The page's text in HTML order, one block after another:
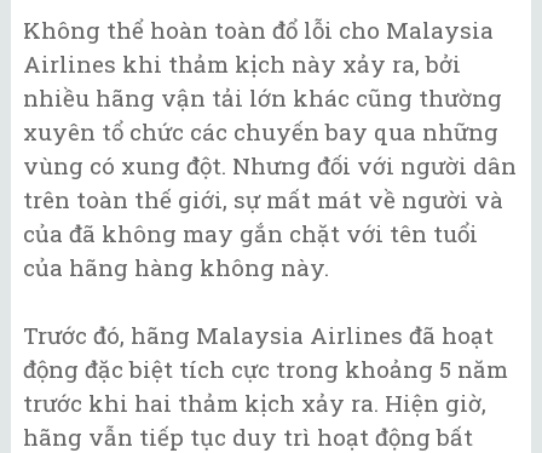
Không thể hoàn toàn đổ lỗi cho Malaysia
Airlines khi thảm kịch này xảy ra, bởi
nhiều hãng vận tải lớn khác cũng thường
xuyên tổ chức các chuyến bay qua những
vùng có xung đột. Nhưng đối với người dân
trên toàn thế giới, sự mất mát về người và
của đã không may gắn chặt với tên tuổi
của hãng hàng không này.
Trước đó, hãng Malaysia Airlines đã hoạt
động đặc biệt tích cực trong khoảng 5 năm
trước khi hai thảm kịch xảy ra. Hiện giờ,
hãng vẫn tiếp tục duy trì hoạt động bất